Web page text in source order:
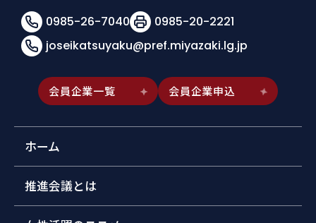
0985-26-7040
0985-20-2221
joseikatsuyaku@pref.miyazaki.lg.jp
会員企業一覧 会員企業申込
ホーム
推進会議とは